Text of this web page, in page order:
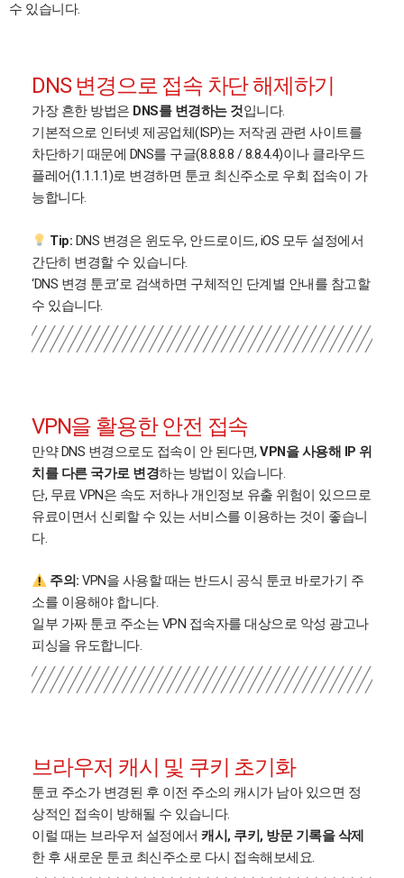
수 있습니다.
DNS 변경으로 접속 차단 해제하기
가장 흔한 방법은 DNS를 변경하는 것입니다.
기본적으로 인터넷 제공업체(ISP)는 저작권 관련 사이트를
차단하기 때문에 DNS를 구글(8.8.8.8 / 8.8.4.4)이나 클라우드
플레어(1.1.1.1)로 변경하면 툰코 최신주소로 우회 접속이 가
능합니다.
Tip: DNS 변경은 윈도우, 안드로이드, iOS 모두 설정에서
간단히 변경할 수 있습니다.
‘DNS 변경 툰코’로 검색하면 구체적인 단계별 안내를 참고할
수 있습니다.
VPN을 활용한 안전 접속
만약 DNS 변경으로도 접속이 안 된다면, VPN을 사용해 IP 위
치를 다른 국가로 변경하는 방법이 있습니다.
단, 무료 VPN은 속도 저하나 개인정보 유출 위험이 있으므로
유료이면서 신뢰할 수 있는 서비스를 이용하는 것이 좋습니
다.
주의: VPN을 사용할 때는 반드시 공식 툰코 바로가기 주
소를 이용해야 합니다.
일부 가짜 툰코 주소는 VPN 접속자를 대상으로 악성 광고나
피싱을 유도합니다.
브라우저 캐시 및 쿠키 초기화
툰코 주소가 변경된 후 이전 주소의 캐시가 남아 있으면 정
상적인 접속이 방해될 수 있습니다.
이럴 때는 브라우저 설정에서 캐시, 쿠키, 방문 기록을 삭제
한 후 새로운 툰코 최신주소로 다시 접속해보세요.